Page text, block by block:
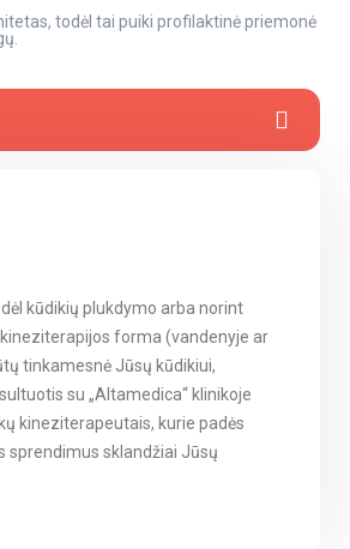
todėl tai puiki profilaktinė priemonė
kūdikių plukdymo arba norint
forma (vandenyje ar
tinkamesnė Jūsų kūdikiui,
su „Altamedica“ klinikoje
kineziterapeutais, kurie padės
sprendimus sklandžiai Jūsų